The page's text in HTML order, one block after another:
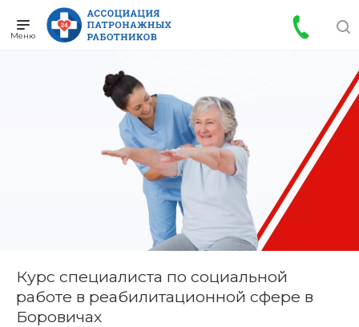
Курс специалиста по социальной
работе в реабилитационной сфере в
Боровичах